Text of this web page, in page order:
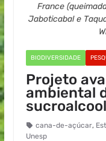
France
Jaboticabal e
BIODIVERSIDADE
Projeto
ambiental
cana-de-açúcar,
Unesp